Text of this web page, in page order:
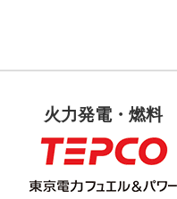
火力発電・燃料